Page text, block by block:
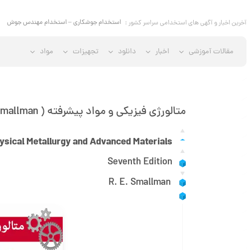
آخرین اخبار و آگهی های استخدامی سراسر کشور : استخدام جوشکاری – استخدام مهندس جوش
مقالات آموزشی اخبار دانلود تجهیزات مواد
متالورژی فیزیکی و مواد پیشرفته ( R. E. Smallman)
Metallurgy and Advanced Materials
Seventh Edition
R. E. Smallman